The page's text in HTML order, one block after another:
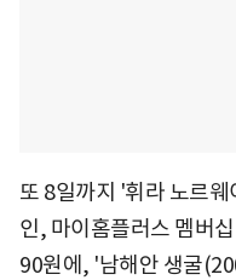
또 8일까지 '휘라 노르
인, 마이홈플러스 멤버
90원에, '남해안 생굴